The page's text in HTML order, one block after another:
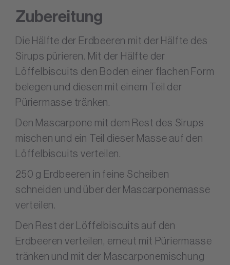
Zubereitung
Die Hälfte der Erdbeeren mit der Hälfte des
Sirups pürieren. Mit der Hälfte der
Löffelbiscuits den Boden einer flachen Form
belegen und diesen mit einem Teil der
Püriermasse tränken.
Den Mascarpone mit dem Rest des Sirups
mischen und ein Teil dieser Masse auf den
Löffelbiscuits verteilen.
250 g Erdbeeren in feine Scheiben
schneiden und über der Mascarponemasse
verteilen.
Den Rest der Löffelbiscuits auf den
Erdbeeren verteilen, erneut mit Püriermasse
tränken und mit der Mascarponemischung